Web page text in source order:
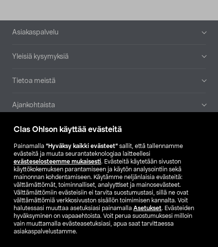
Clas Ohlson käyttää evästeitä
Painamalla ”Hyväksy kaikki evästeet” sallit, että tallennamme
evästeitä ja muuta seurantateknologiaa laitteellesi
evästeselosteemme mukaisesti. Evästeitä käytetään sivuston
käyttökokemuksen parantamiseen ja käytön analysointiin sekä
mainonnan kohdentamiseen. Käytämme neljänlaisia evästeitä:
välttämättömät, toiminnalliset, analyyttiset ja mainosevästeet.
Välttämättömiin evästeisiin ei tarvita suostumustasi, sillä ne ovat
välttämättömiä verkkosivuston sisällön toimimisen kannalta. Voit
halutessasi muuttaa asetuksiasi painamalla Asetukset. Evästeiden
hyväksyminen on vapaaehtoista. Voit perua suostumuksesi milloin
vain muuttamalla evästeasetuksiasi, apua saat tarvittaessa
asiakaspalvelustamme.
Alatunniste
Asiakaspalvelu
Yleisiä kysymyksiä
Tietoa meistä
Ajankohtaista
Muut yrityksemme
Etsi myymälä
SE NO FI
FI SV